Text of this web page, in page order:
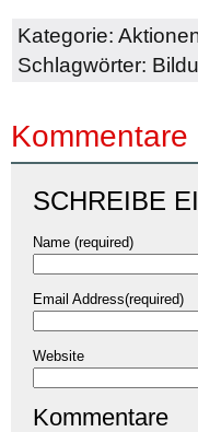
Kategorie:
Schlagwörter:
Kommentare
SCHREIBE
Name (required)
Email Address(required)
Website
Kommentare